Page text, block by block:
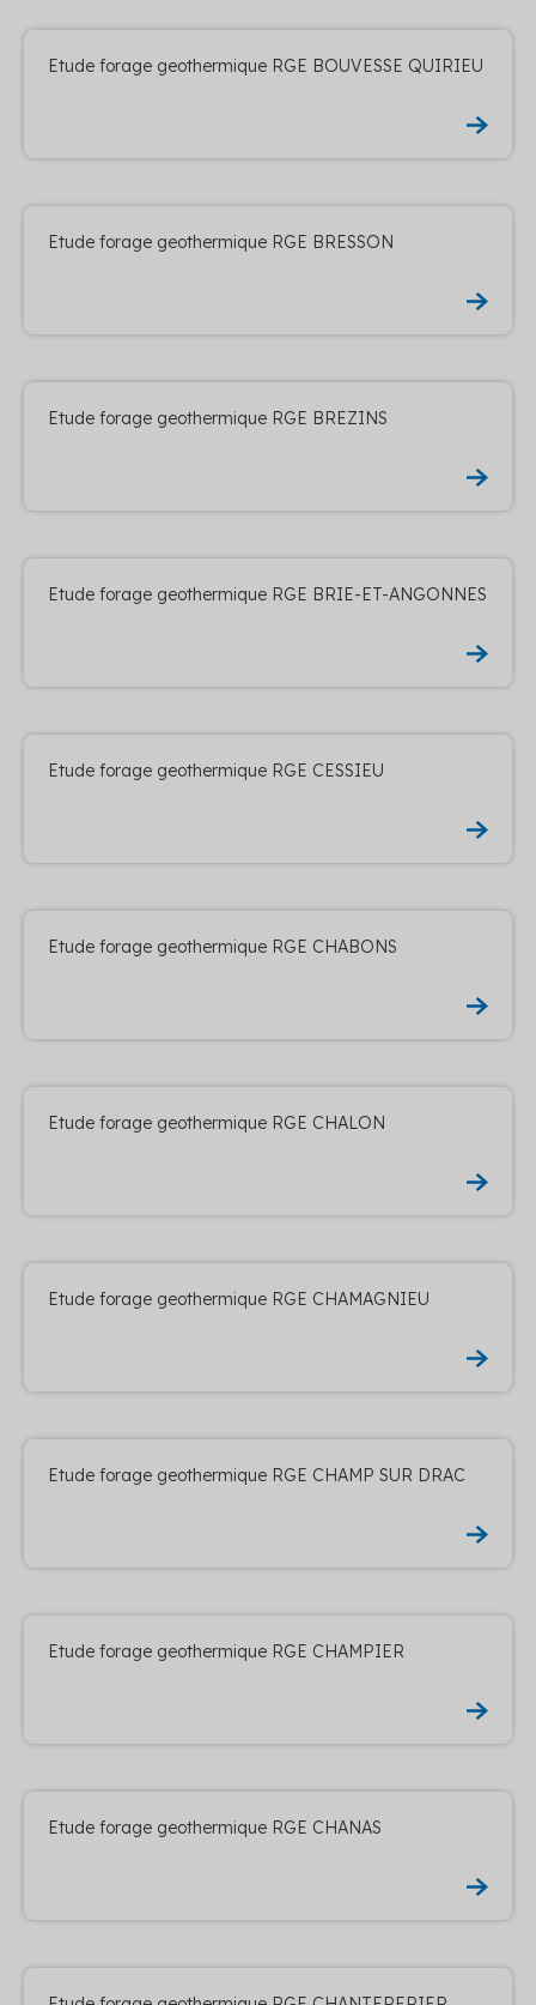
Etude forage geothermique RGE BOUVESSE QUIRIEU
Etude forage geothermique RGE BRESSON
Etude forage geothermique RGE BREZINS
Etude forage geothermique RGE BRIE-ET-ANGONNES
Etude forage geothermique RGE CESSIEU
Etude forage geothermique RGE CHABONS
Etude forage geothermique RGE CHALON
Etude forage geothermique RGE CHAMAGNIEU
Etude forage geothermique RGE CHAMP SUR DRAC
Etude forage geothermique RGE CHAMPIER
Etude forage geothermique RGE CHANAS